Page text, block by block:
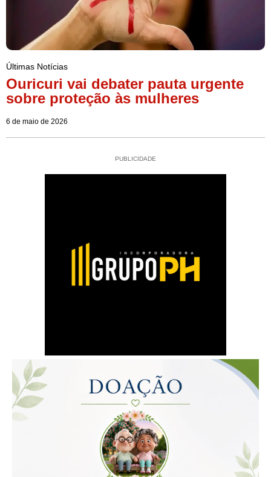
Últimas Notícias
Ouricuri vai debater pauta urgente
sobre proteção às mulheres
6 de maio de 2026
PUBLICIDADE